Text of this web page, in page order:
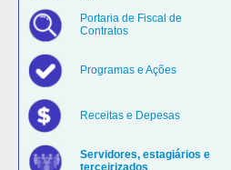
Portaria de Fiscal de
Contratos
Programas e Ações
Receitas e Depesas
Servidores, estagiários e
terceirizados